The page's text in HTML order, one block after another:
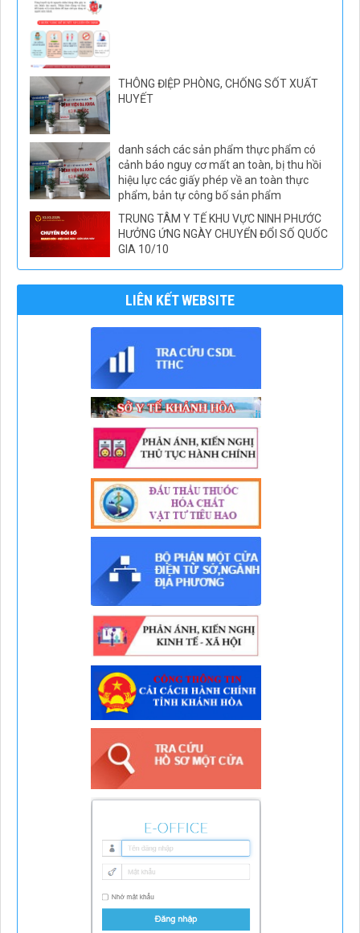
THÔNG ĐIỆP PHÒNG, CHỐNG SỐT XUẤT
HUYẾT
danh sách các sản phẩm thực phẩm có
cảnh báo nguy cơ mất an toàn, bị thu hồi
hiệu lực các giấy phép về an toàn thực
phẩm, bản tự công bố sản phẩm
TRUNG TÂM Y TẾ KHU VỰC NINH PHƯỚC
HƯỞNG ỨNG NGÀY CHUYỂN ĐỔI SỐ QUỐC
GIA 10/10
LIÊN KẾT WEBSITE